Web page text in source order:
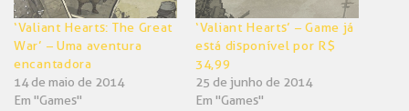
‘Valiant Hearts: The Great
War’ – Uma aventura
encantadora
14 de maio de 2014
Em "Games"
‘Valiant Hearts’ – Game já
está disponível por R$
34,99
25 de junho de 2014
Em "Games"